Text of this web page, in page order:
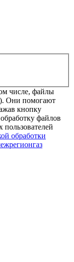
числе, файлы
Они помогают
кнопку
файлов
пользователей
обработки